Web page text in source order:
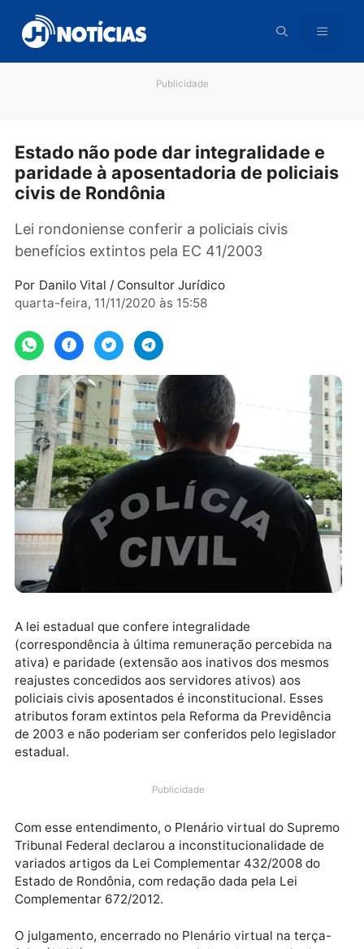
para
conteúdo
Estado não pode dar integralidade e
paridade à aposentadoria de
Lei rondoniense conferir a policiais civis
benefícios extintos pela EC 41/2003
quarta-feira, 11/11/2020 às 15:58
A lei estadual que confere integralidade
(correspondência à última remuneração percebida
ativa) e paridade (extensão aos inativos dos
reajustes concedidos aos servidores ativos) aos
atributos foram extintos pela Reforma da
estadual.
Publicidade
Tribunal Federal declarou a inconstitucionalidade de